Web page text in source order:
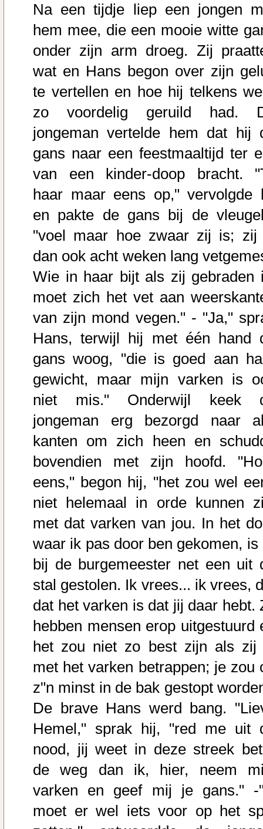
Na een tijdje liep een jongen
hem mee, die een mooie witte
onder zijn arm droeg. Zij
wat en Hans begon over zijn
te vertellen en hoe hij telkens
zo voordelig geruild had.
jongeman vertelde hem dat hij
gans naar een feestmaaltijd ter
van een kinder-doop bracht.
haar maar eens op," vervolgde
en pakte de gans bij de
"voel maar hoe zwaar zij is; zij
dan ook acht weken lang
Wie in haar bijt als zij gebraden
moet zich het vet aan
van zijn mond vegen." - "Ja,"
Hans, terwijl hij met één hand
gans woog, "die is goed aan
gewicht, maar mijn varken is
niet mis." Onderwijl keek
jongeman erg bezorgd naar
kanten om zich heen en
bovendien met zijn hoofd.
eens," begon hij, "het zou wel
niet helemaal in orde kunnen
met dat varken van jou. In het
waar ik pas door ben gekomen, is
bij de burgemeester net een uit
stal gestolen. Ik vrees... ik vrees,
dat het varken is dat jij daar hebt.
hebben mensen erop uitgestuurd
het zou niet zo best zijn als zij
met het varken betrappen; je zou
z"n minst in de bak gestopt
De brave Hans werd bang.
Hemel," sprak hij, "red me uit
nood, jij weet in deze streek
de weg dan ik, hier, neem
varken en geef mij je gans." -
moet er wel iets voor op het